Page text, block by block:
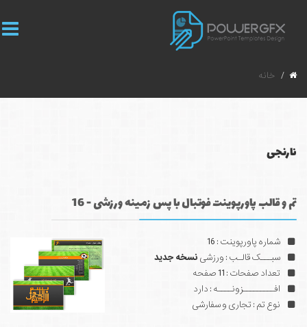
خانه
نارنجی
تم و قالب پاورپوینت فوتبال با پس زمینه ورزشی - 16
شماره پاورپوینت : 16
سبـــک قالـب : ورزشی نسخه جدید
تعداد صفحات : 11 صفحه
افـــــــــزونــــه : دارد
نوع تم : تجاری و سفارشی